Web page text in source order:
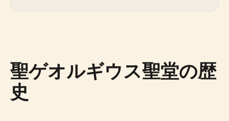
聖ゲオルギウス聖堂の歴
史